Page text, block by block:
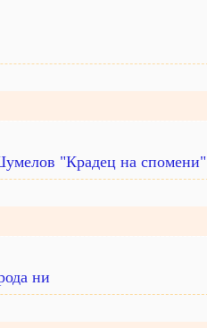
"Крадец на спомени"
ни